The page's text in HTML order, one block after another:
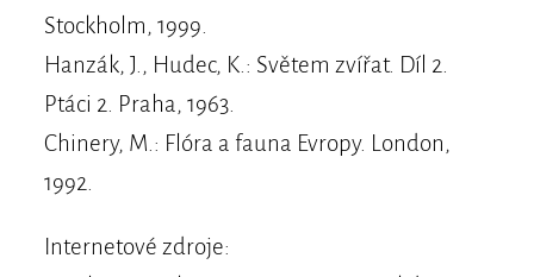
Stockholm, 1999.
Hanzák, J., Hudec, K.: Světem zvířat. Díl 2.
Ptáci 2. Praha, 1963.
Chinery, M.: Flóra a fauna Evropy. London,
1992.
Internetové zdroje: